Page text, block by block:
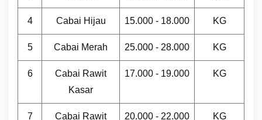
4 Cabai Hijau 15.000 - 18.000 KG
5 Cabai Merah 25.000 - 28.000 KG
6
Cabai Rawit
Kasar
17.000 - 19.000 KG
7
Cabai Rawit
20.000 - 22.000 KG